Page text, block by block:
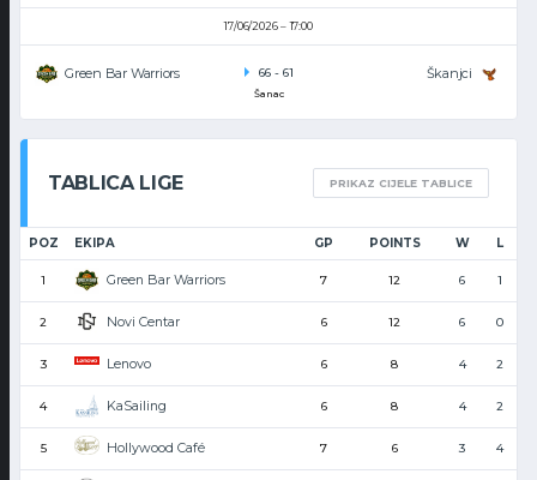
17/06/2026 17:00
Green Bar Warriors Škanjci
66 - 61
Šanac
TABLICA LIGE PRIKAZ CIJELE TABLICE
POZ EKIPA GP POINTS W L
1 Green Bar Warriors 7 12 6 1
2 Novi Centar 6 12 6 0
3 Lenovo 6 8 4 2
4 KaSailing 6 8 4 2
5 Hollywood Café 7 6 3 4